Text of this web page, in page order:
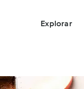
Explorar